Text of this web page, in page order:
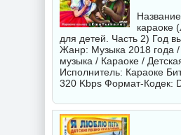
караоке
для детей. Часть 2) Год
Жанр: Музыка 2018 года
музыка / Караоке /
Исполнитель: Караоке
320 Kbps Формат-Кодек: